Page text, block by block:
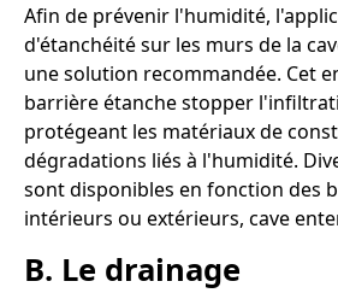
Afin de prévenir l'humidité,
d'étanchéité sur les murs de la
une solution recommandée. Cet
barrière étanche stopper
protégeant les matériaux de
dégradations liés à l'humidité.
sont disponibles en fonction des
intérieurs ou extérieurs, cave
B. Le drainage